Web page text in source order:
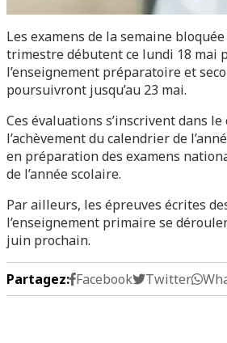
Les examens de la semaine
trimestre débutent ce lundi 18 mai
l’enseignement préparatoire et
poursuivront jusqu’au 23 mai.
Ces évaluations s’inscrivent dans le
l’achèvement du calendrier de
en préparation des examens
de l’année scolaire.
Par ailleurs, les épreuves écrites
l’enseignement primaire se
juin prochain.
Partagez: Facebook Twitter